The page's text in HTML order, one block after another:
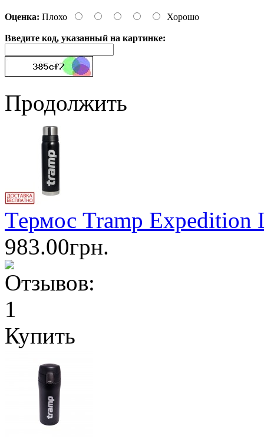
Оценка: Плохо Хорошо
Введите код, указанный на картинке:
Продолжить
Термос Tramp Expedition
983.00грн.
Купить